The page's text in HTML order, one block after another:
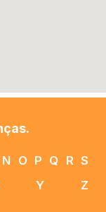
N O P Q R S
Y Z